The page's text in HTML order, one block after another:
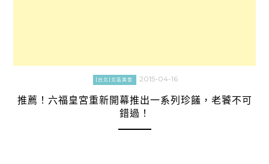
[台北]北區美食 2015-04-16
推薦！六福皇宮重新開幕推出一系列珍饈，老饕不可
錯過！